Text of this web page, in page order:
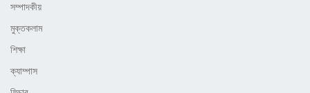
সম্পাদকীয়
মুক্তকলাম
শিক্ষা
ক্যাম্পাস